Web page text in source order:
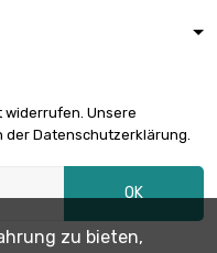
widerrufen. Unsere
der Datenschutzerklärung.
OK
zu bieten,